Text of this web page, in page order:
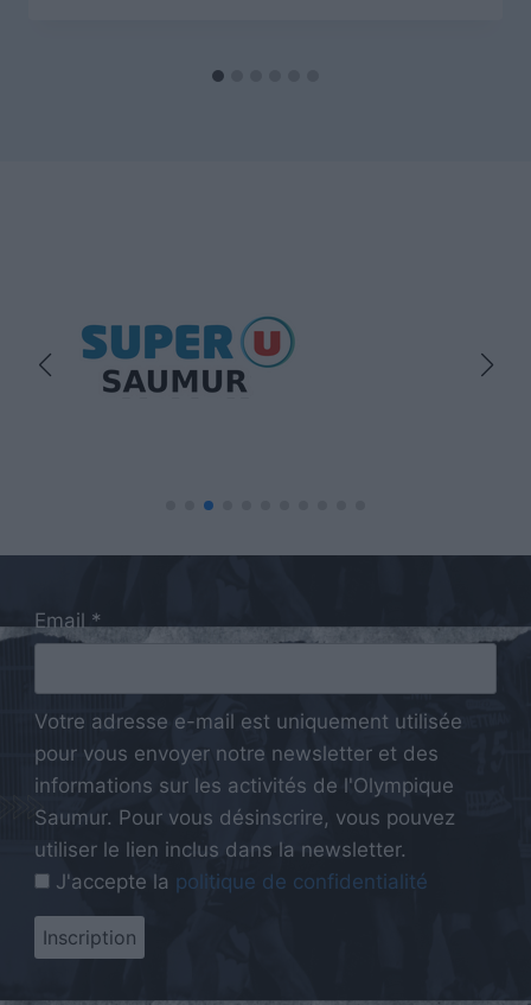
Email *
Votre adresse e-mail est uniquement utilisée
pour vous envoyer notre newsletter et des
informations sur les activités de l'Olympique
Saumur. Pour vous désinscrire, vous pouvez
utiliser le lien inclus dans la newsletter.
J'accepte la politique de confidentialité